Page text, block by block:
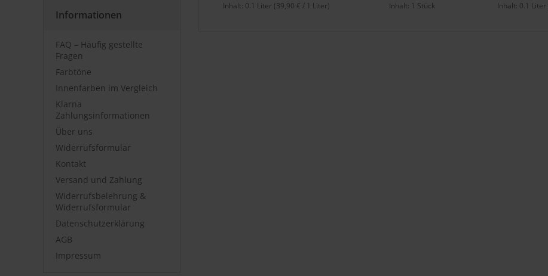
Informationen
FAQ – Häufig gestellte
Fragen
Farbtöne
Innenfarben im Vergleich
Klarna
Zahlungsinformationen
Über uns
Widerrufsformular
Kontakt
Versand und Zahlung
Widerrufsbelehrung &
Widerrufsformular
Datenschutzerklärung
AGB
Impressum
Inhalt: 0.1 Liter (39,90 € / 1 Liter) Inhalt: 1 Stück Inhalt: 0.1 Liter